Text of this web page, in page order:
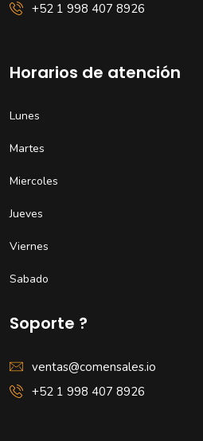
+52 1 998 407 8926
Horarios de atención
Lunes
Martes
Miercoles
Jueves
Viernes
Sabado
Soporte ?
ventas@comensales.io
+52 1 998 407 8926